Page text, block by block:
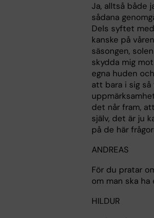
Ja, alltså både
sådana
Dels syftet
kanske på
säsongen,
skydda mig
egna huden
att bara i sig
det når fram,
själv, det är ju
på de här
ANDREAS
För du pratar
om man ska
HILDUR